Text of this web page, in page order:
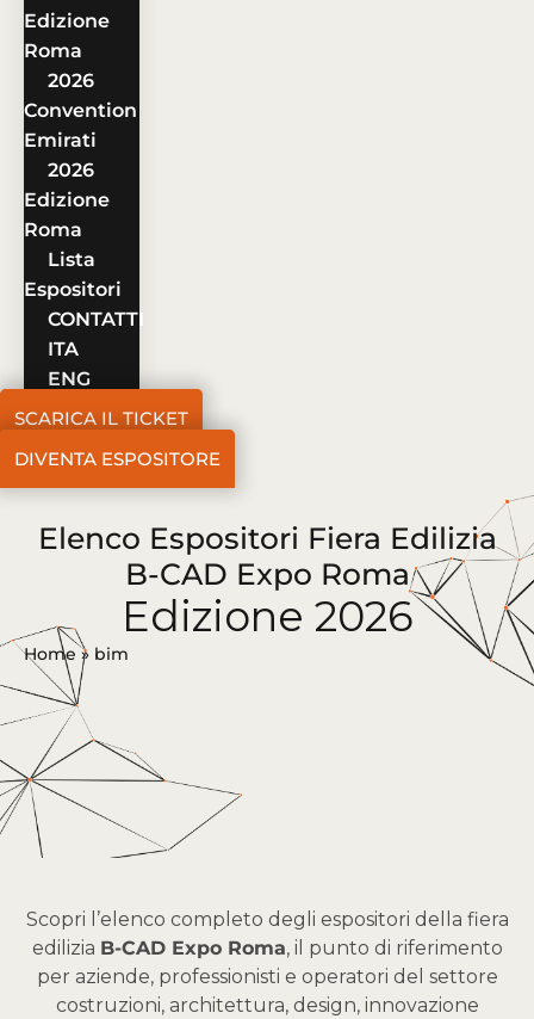
Edizione
Roma
2026
Convention
Emirati
2026
Edizione
Roma
Lista
Espositori
CONTATTI
ITA
ENG
SCARICA IL TICKET
DIVENTA ESPOSITORE
Elenco Espositori Fiera Edilizia
B-CAD Expo Roma
Edizione 2026
Home» bim
Scopri l’elenco completo degli espositori della fiera
edilizia B-CAD Expo Roma, il punto di riferimento
per aziende, professionisti e operatori del settore
costruzioni, architettura, design, innovazione